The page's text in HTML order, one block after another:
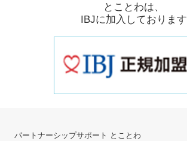
とことわは、
IBJに加入しております
パートナーシップサポート とことわ